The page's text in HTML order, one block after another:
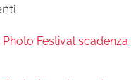
Festival